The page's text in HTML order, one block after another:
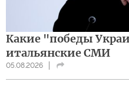
Какие "победы
итальянские СМИ
05.08.2026